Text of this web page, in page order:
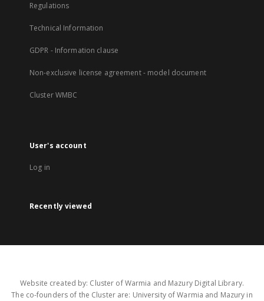
Regulations
Technical Information
GDPR - Information clause
Non-exclusive license agreement - model document
Cluster WMBC
User's account
Log in
Recently viewed
Website created by: Cluster of Warmia and Mazury Digital Library.
The co-founders of the Cluster are: University of Warmia and Mazury in